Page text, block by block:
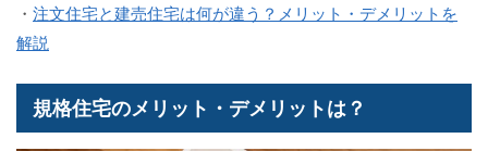
・ 注文住宅と建売住宅は何が違う？メリット・デメリットを
解説
規格住宅のメリット・デメリットは？